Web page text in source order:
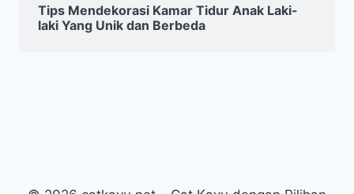
Tips Mendekorasi Kamar Tidur Anak Laki-
laki Yang Unik dan Berbeda